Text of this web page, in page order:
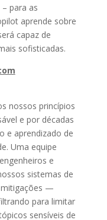
para as
aprende sobre
capaz de
sofisticadas.
nossos princípios
e por décadas
e aprendizado de
Uma equipe
e
sistemas de
mitigações —
para limitar
sensíveis de